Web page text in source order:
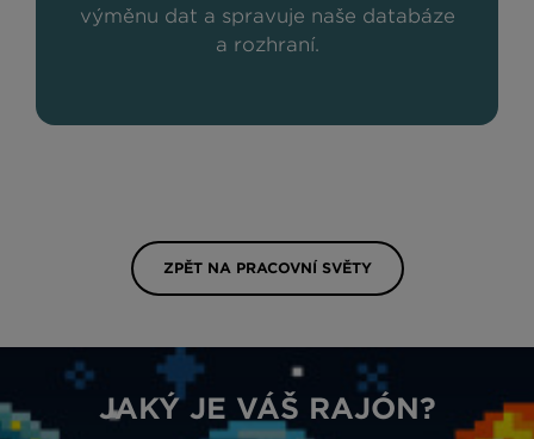
výměnu dat a spravuje naše databáze
a rozhraní.
ZPĚT NA PRACOVNÍ SVĚTY
JAKÝ JE VÁŠ RAJÓN?